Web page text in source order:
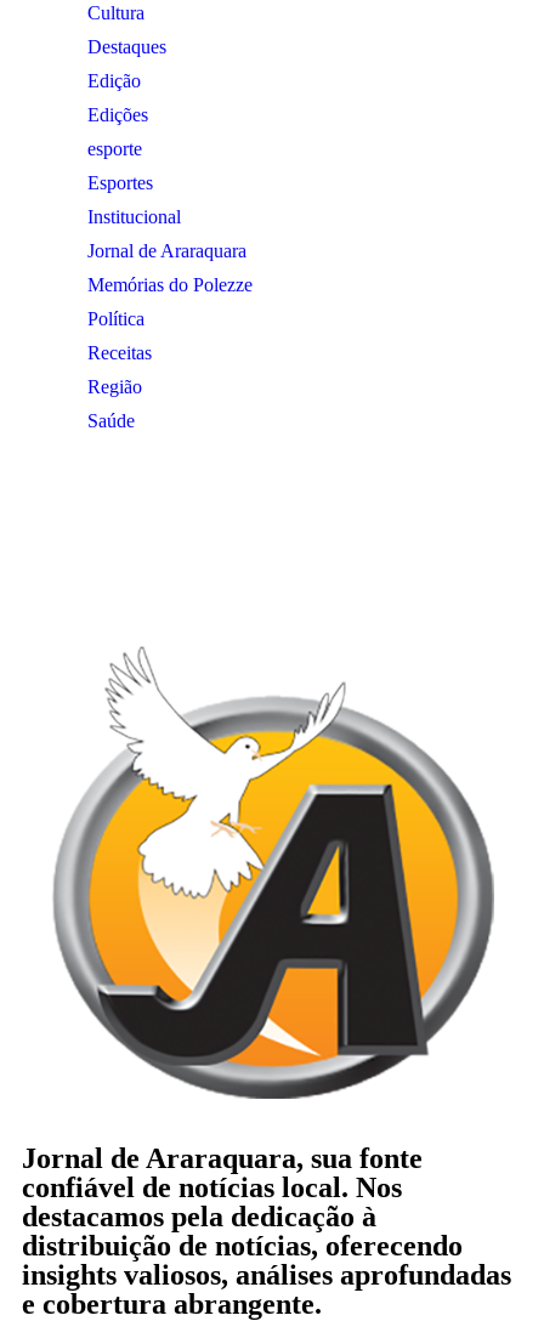
Cultura
Destaques
Edição
Edições
esporte
Esportes
Institucional
Jornal de Araraquara
Memórias do Polezze
Política
Receitas
Região
Saúde
Jornal de Araraquara, sua fonte
confiável de notícias local. Nos
destacamos pela dedicação à
distribuição de notícias, oferecendo
insights valiosos, análises aprofundadas
e cobertura abrangente.